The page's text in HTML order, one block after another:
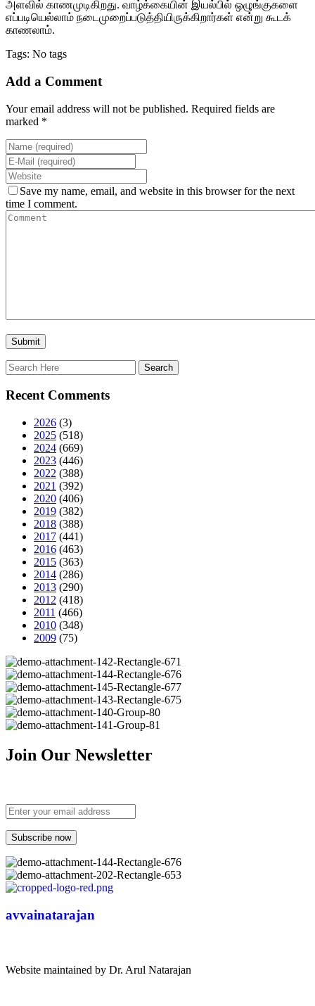
அளவில் காணமுடிகிறது. வாழ்க்கையின் இயல்பில் ஒழுங்குகளை
எப்படியெல்லாம் நடைமுறைப்படுத்தியிருக்கிறார்கள் என்று கூடக்
காணலாம்.
Tags: No tags
Add a Comment
Your email address will not be published. Required fields are
marked *
Save my name, email, and website in this browser for the next
time I comment.
Recent Comments
2026 (3)
2025 (518)
2024 (669)
2023 (446)
2022 (388)
2021 (392)
2020 (406)
2019 (382)
2018 (388)
2017 (441)
2016 (463)
2015 (363)
2014 (286)
2013 (290)
2012 (418)
2011 (466)
2010 (348)
2009 (75)
Join Our Newsletter
avvainatarajan
Website maintained by Dr. Arul Natarajan